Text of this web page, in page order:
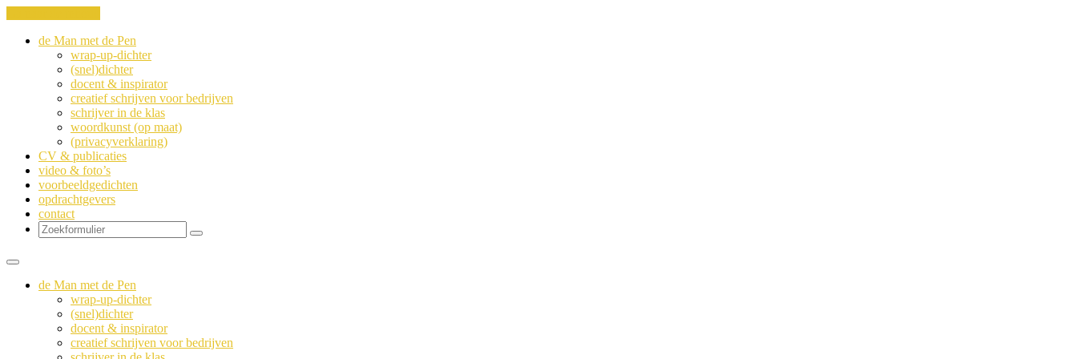
de Man met de Pen
wrap-up-dichter
(snel)dichter
docent & inspirator
creatief schrijven voor bedrijven
schrijver in de klas
woordkunst (op maat)
(privacyverklaring)
CV & publicaties
video & foto’s
voorbeeldgedichten
opdrachtgevers
contact
Zoeken
de Man met de Pen
wrap-up-dichter
(snel)dichter
docent & inspirator
creatief schrijven voor bedrijven